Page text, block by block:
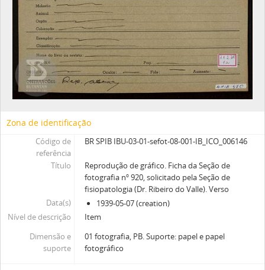
Zona de identificação
Código de
referência
BR SPIB IBU-03-01-sefot-08-001-IB_ICO_006146
Título
Reprodução de gráfico. Ficha da Seção de
fotografia nº 920, solicitado pela Seção de
fisiopatologia (Dr. Ribeiro do Valle). Verso
Data(s)
1939-05-07 (creation)
Nível de descrição
Item
Dimensão e
suporte
01 fotografia, PB. Suporte: papel e papel
fotográfico